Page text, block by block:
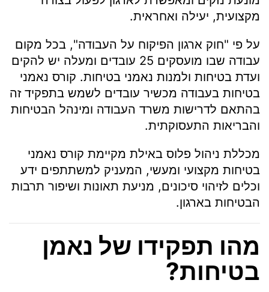
מקצועית, יעילה ואחראית.
על פי "חוק ארגון הפיקוח על העבודה", בכל מקום
עבודה שבו מועסקים 25 עובדים ומעלה יש להקים
ועדת בטיחות ולמנות נאמני בטיחות. קורס נאמני
בטיחות בעבודה מכשיר עובדים לשמש בתפקיד זה
בהתאם לדרישות משרד העבודה ומינהל הבטיחות
והבריאות התעסוקתית.
מכללת ניהול פלוס באילת מקיימת קורס נאמני
בטיחות מקצועי ומעשי, המעניק למשתתפים ידע
וכלים לזיהוי סיכונים, מניעת תאונות ושיפור תרבות
הבטיחות בארגון.
מהו תפקידו של נאמן
בטיחות?